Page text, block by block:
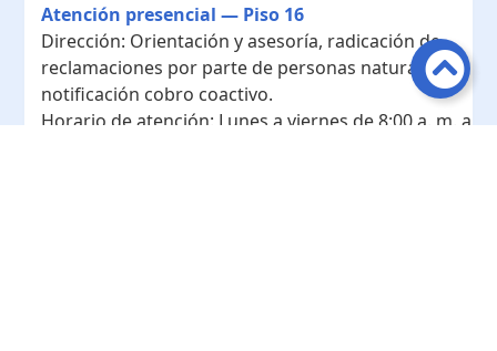
Atención presencial — Piso 16
Dirección: Orientación y asesoría, radicación de
reclamaciones por parte de personas naturales y
notificación cobro coactivo.
Horario de atención: Lunes a viernes de 8:00 a. m. a